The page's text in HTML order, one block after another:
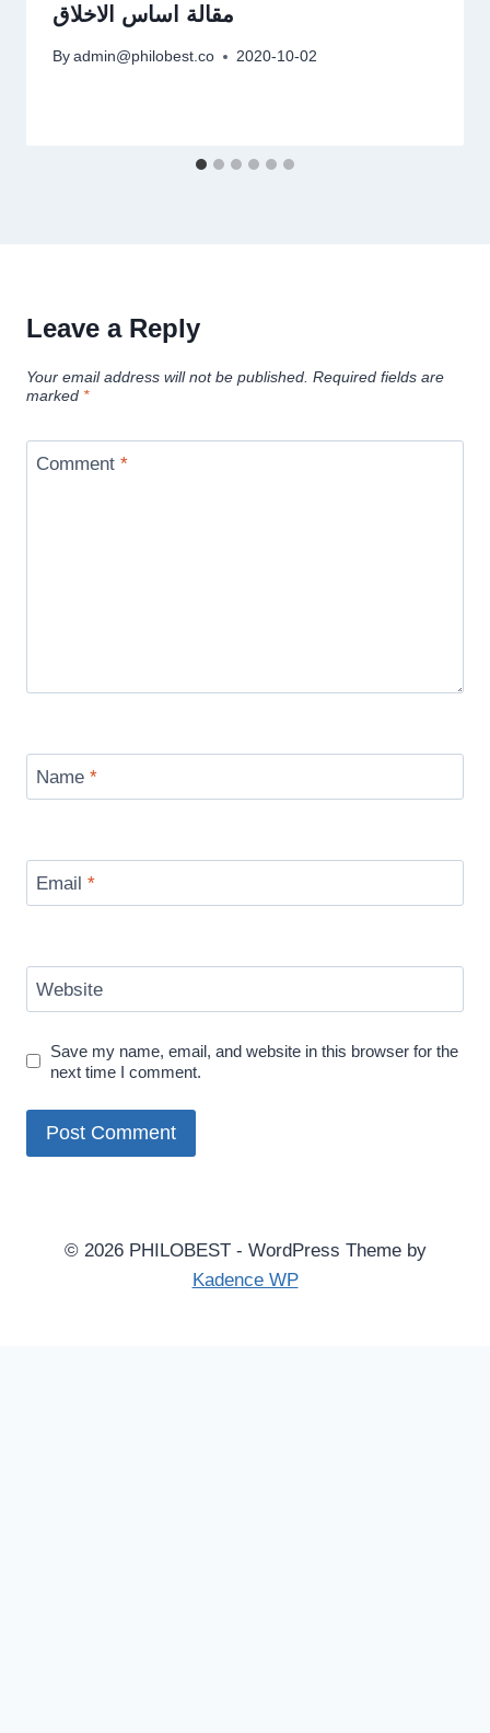
مقالة اساس الاخلاق
By admin@philobest.co 2020-10-02
Leave a Reply
Your email address will not be published. Required fields are
marked *
Comment *
Name *
Email *
Website
Save my name, email, and website in this browser for the
next time I comment.
© 2026 PHILOBEST - WordPress Theme by
Kadence WP